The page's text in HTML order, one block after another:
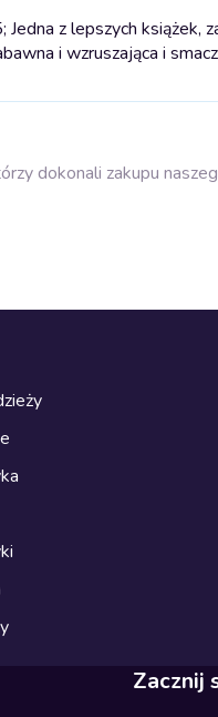
z lepszych książek,
i wzruszająca i
dokonali zakupu
Zacznij